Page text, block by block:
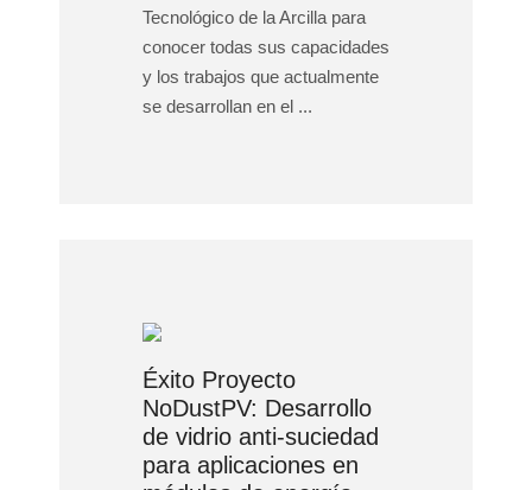
Tecnológico de la Arcilla para
conocer todas sus capacidades
y los trabajos que actualmente
se desarrollan en el ...
Éxito Proyecto
NoDustPV: Desarrollo
de vidrio anti-suciedad
para aplicaciones en